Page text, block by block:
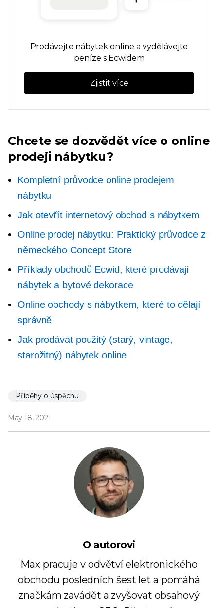
Prodávejte nábytek online a vydělávejte
peníze s Ecwidem
Zjistit více
Chcete se dozvědět více o online
prodeji nábytku?
Kompletní průvodce online prodejem
nábytku
Jak otevřít internetový obchod s nábytkem
Online prodej nábytku: Praktický průvodce z
německého Concept Store
Příklady obchodů Ecwid, které prodávají
nábytek a bytové dekorace
Online obchody s nábytkem, které to dělají
správně
Jak prodávat použitý (starý, vintage,
starožitný) nábytek online
Příběhy o úspěchu
May 18, 2021
O autorovi
Max pracuje v odvětví elektronického
obchodu posledních šest let a pomáhá
značkám zavádět a zvyšovat obsahový